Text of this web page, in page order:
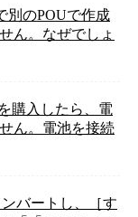
別のPOUで作成
ん。なぜでしょ
購入したら、電
ん。電池を接続
バートし、［す